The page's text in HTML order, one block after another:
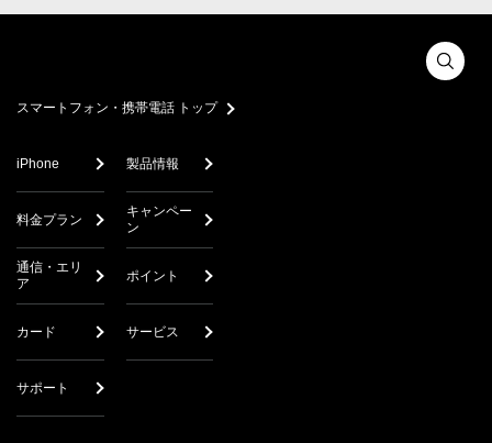
スマートフォン・携帯電話 トップ
iPhone 製品情報
料金プラン
キャンペー
ン
通信・エリ
ア
ポイント
カード サービス
サポート